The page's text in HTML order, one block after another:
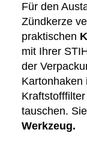
Für den
Zündkerze
praktischen
mit Ihrer
der
Kartonhaken
tauschen.
Werkzeug.